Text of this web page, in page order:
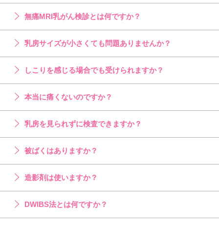
無痛MRI乳がん検診とは何ですか？
乳房サイズが小さくても問題ありませんか？
しこりを感じる場合でも受けられますか？
本当に痛くないのですか？
乳房を見られずに検査できますか？
被ばくはありますか？
造影剤は使いますか？
DWIBS法とは何ですか？